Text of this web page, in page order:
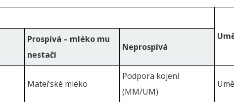
Prospívá – mléko mu
nestačí
Neprospívá
Mateřské mléko
Podpora kojení
(MM/UM)